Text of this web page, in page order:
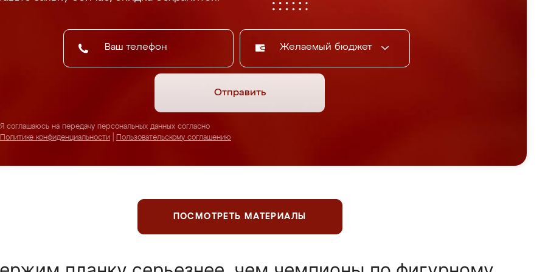
Желаемый бюджет
Отправить
Я соглашаюсь на передачу персональных данных согласно
Политике конфиденциальности
Пользовательскому соглашению
ПОСМОТРЕТЬ МАТЕРИАЛЫ